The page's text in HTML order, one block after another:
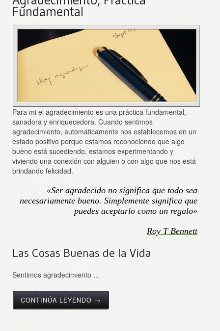
Fundamental
Para mi el agradecimiento es una práctica fundamental,
sanadora y enriquecedora. Cuando sentimos
agradecimiento, automáticamente nos establecemos en un
estado positivo porque estamos reconociendo que algo
bueno está sucediendo, estamos experimentando y
viviendo una conexión con alguien o con algo que nos está
brindando felicidad.
«Ser agradecido no significa que todo sea
necesariamente bueno. Simplemente significa que
puedes aceptarlo como un regalo»
Roy T Bennett
Las Cosas Buenas de la Vida
Sentimos agradecimiento ...
CONTINÚA LEYENDO →